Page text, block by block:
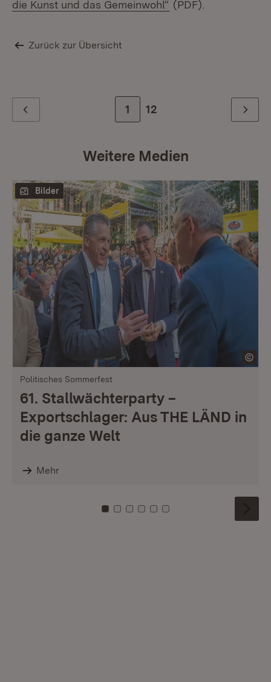
die Kunst und das Gemeinwohl“ (Öffnet in neuem
(PDF).
Zurück zur Übersicht
Zur Seite
1 Zur letzten Seite
12 Weiter
Weitere Medien
Bilder
Politisches Sommerfest
61. Stallwächterparty –
Exportschlager: Aus THE LÄND in
die ganze Welt
Mehr
Zu Kachel: 0
Zu Kachel: 1
Zu Kachel: 2
Zu Kachel: 3
Zu Kachel: 4
Zu Kachel: 5